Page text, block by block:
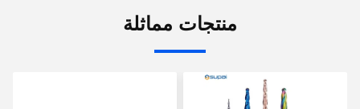
منتجات مماثلة